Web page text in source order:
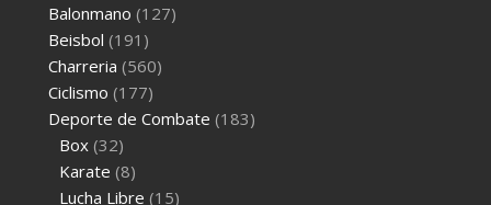
Balonmano (127)
Beisbol (191)
Charreria (560)
Ciclismo (177)
Deporte de Combate (183)
Box (32)
Karate (8)
Lucha Libre (15)